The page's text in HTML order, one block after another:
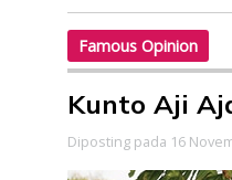
Famous Opinion
Kunto Aji
Diposting pada 16